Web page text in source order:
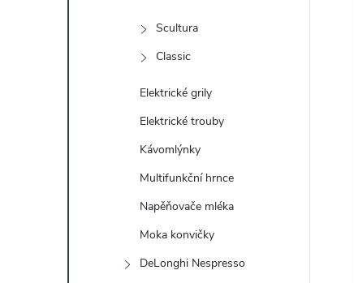
Scultura
Classic
Elektrické grily
Elektrické trouby
Kávomlýnky
Multifunkční hrnce
Napěňovače mléka
Moka konvičky
DeLonghi Nespresso